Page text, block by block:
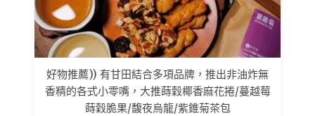
好物推薦)) 有甘田結合多項品牌，推出非油炸無
香精的各式小零嘴，大推蒔穀椰香麻花捲/蔓越莓
蒔穀脆果/馥夜烏龍/紫錐菊茶包